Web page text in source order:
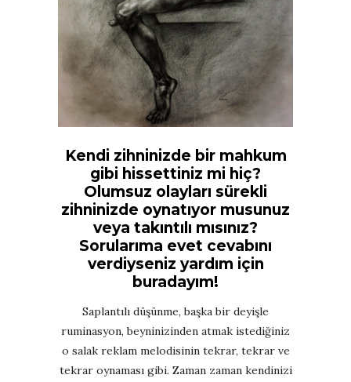
Kendi zihninizde bir mahkum
gibi hissettiniz mi hiç?
Olumsuz olayları sürekli
zihninizde oynatıyor musunuz
veya takıntılı mısınız?
Sorularıma evet cevabını
verdiyseniz yardım için
buradayım!
Saplantılı düşünme, başka bir deyişle
ruminasyon, beyninizinden atmak istediğiniz
o salak reklam melodisinin tekrar, tekrar ve
tekrar oynaması gibi. Zaman zaman kendinizi